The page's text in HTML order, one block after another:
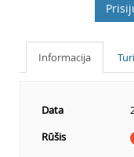
Informacija
Data
Rūšis